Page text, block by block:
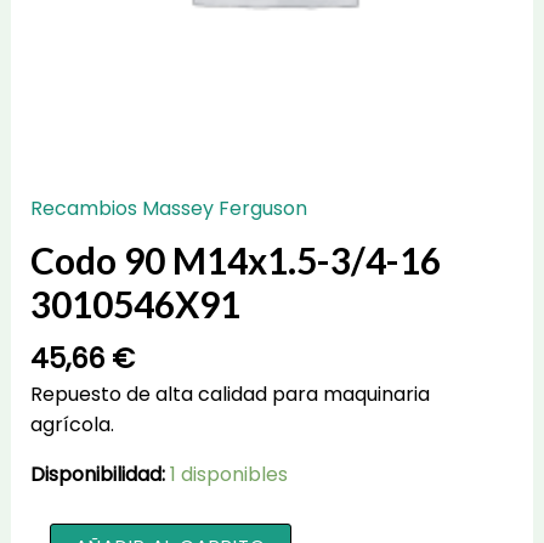
Recambios Massey Ferguson
Codo 90 M14x1.5-3/4-16
3010546X91
45,66 €
Repuesto de alta calidad para maquinaria
agrícola.
Disponibilidad:1 disponibles